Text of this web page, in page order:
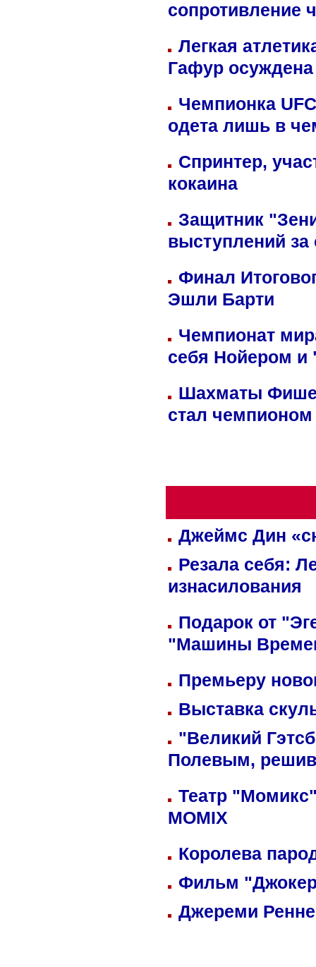
сопротивление
Легкая
Гафур осуждена
Чемпионка
одета лишь в
Спринтер,
кокаина
Защитник
выступлений
Финал
Эшли Барти
Чемпионат
себя Нойером и
Шахматы
стал
Джеймс Дин
Резала себя:
изнасилования
Подарок от
"Машины
Премьеру
Выставка
"Великий
Полевым,
Театр
MOMIX
Королева
Фильм
Джереми